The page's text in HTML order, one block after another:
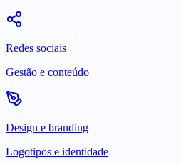
Redes sociais
Gestão e conteúdo
Design e branding
Logotipos e identidade